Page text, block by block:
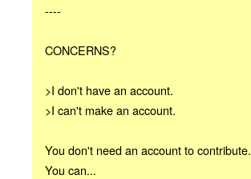
----
CONCERNS?
>I don't have an account.
>I can't make an account.
You don't need an account to contribute.
You can...